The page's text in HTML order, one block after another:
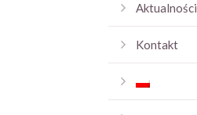
Aktualności
Kontakt